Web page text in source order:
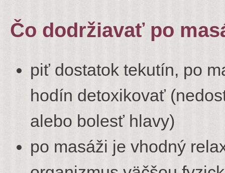
Čo dodržiavať po
piť dostatok tekutín, po
hodín detoxikovať
alebo bolesť hlavy)
po masáži je vhodný